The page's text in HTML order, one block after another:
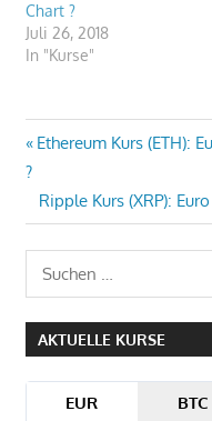
Chart ?
Juli 26, 2018
In "Kurse"
Vorheriger
Ethereum Kurs (ETH):
?
Nächster
Beitrag:
Ripple Kurs (XRP):
AKTUELLE KURSE
EUR BTC